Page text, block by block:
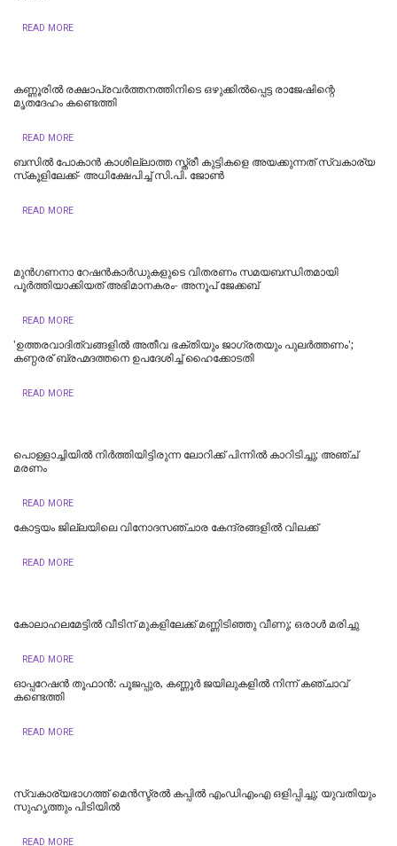
READ MORE
കണ്ണൂരിൽ രക്ഷാപ്രവർത്തനത്തിനിടെ ഒഴുക്കിൽപ്പെട്ട രാജേഷിന്റെ
മൃതദേഹം കണ്ടെത്തി
READ MORE
ബസിൽ പോകാൻ കാശില്ലാത്ത സ്ത്രീ കുട്ടികളെ അയക്കുന്നത് സ്വകാര്യ
സ്‌കൂളിലേക്ക്- അധിക്ഷേപിച്ച് സി.പി. ജോൺ
READ MORE
മുൻഗണനാ റേഷൻകാർഡുകളുടെ വിതരണം സമയബന്ധിതമായി
പൂർത്തിയാക്കിയത് അഭിമാനകരം- അനൂപ് ജേക്കബ്
READ MORE
'ഉത്തരവാദിത്വങ്ങളിൽ അതീവ ഭക്തിയും ജാഗ്രതയും പുലര്‍ത്തണം';
കണ്ഠരര് ബ്രഹ്മദത്തനെ ഉപദേശിച്ച് ഹൈക്കോടതി
READ MORE
പൊള്ളാച്ചിയില്‍ നിർത്തിയിട്ടിരുന്ന ലോറിക്ക് പിന്നിൽ കാറിടിച്ചു; അഞ്ച്
മരണം
READ MORE
കോട്ടയം ജില്ലയിലെ വിനോദസഞ്ചാര കേന്ദ്രങ്ങളിൽ വിലക്ക്
READ MORE
കോലാഹലമേട്ടിൽ വീടിന് മുകളിലേക്ക് മണ്ണിടിഞ്ഞു വീണു; ഒരാൾ മരിച്ചു
READ MORE
ഓപ്പറേഷൻ തൂഫാൻ: പൂജപ്പുര, കണ്ണൂർ ജയിലുകളിൽ നിന്ന് കഞ്ചാവ്
കണ്ടെത്തി
READ MORE
സ്വകാര്യഭാഗത്ത് മെൻസ്ട്രൽ കപ്പിൽ എംഡിഎംഎ ഒളിപ്പിച്ചു; യുവതിയും
സുഹൃത്തും പിടിയിൽ
READ MORE